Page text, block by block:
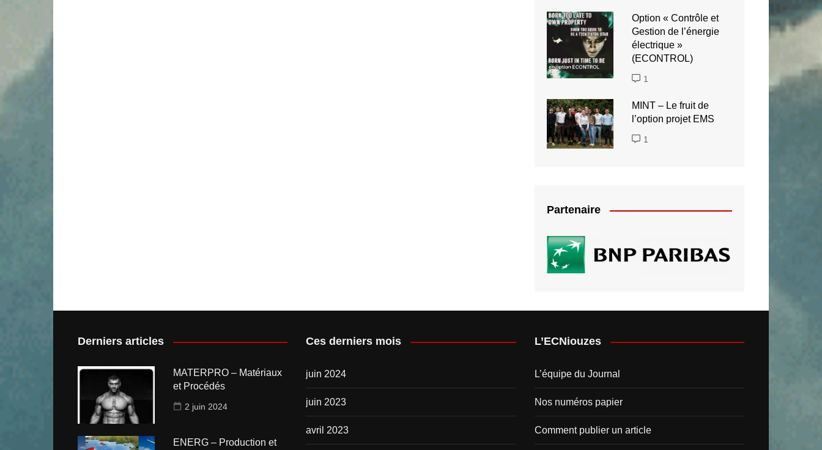
Option « Contrôle et
Gestion de l’énergie
électrique »
(ECONTROL)
1
MINT – Le fruit de
l’option projet EMS
1
Partenaire
Derniers articles
MATERPRO – Matériaux
et Procédés
2 juin 2024
ENERG – Production et
Ces derniers mois
juin 2024
juin 2023
avril 2023
L’ECNiouzes
L’équipe du Journal
Nos numéros papier
Comment publier un article